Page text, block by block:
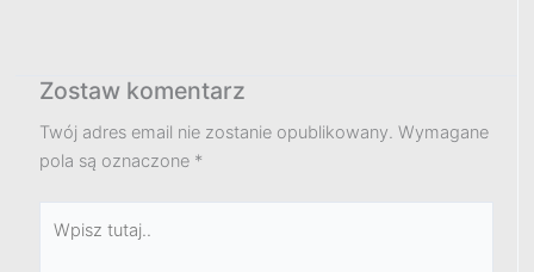
Zostaw komentarz
Twój adres email nie zostanie opublikowany. Wymagane
pola są oznaczone *
tutaj..